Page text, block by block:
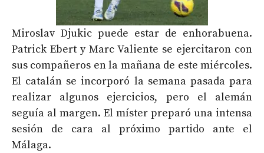
Miroslav Djukic puede estar de enhorabuena.
Patrick Ebert y Marc Valiente se ejercitaron con
sus compañeros en la mañana de este miércoles.
El catalán se incorporó la semana pasada para
realizar algunos ejercicios, pero el alemán
seguía al margen. El míster preparó una intensa
sesión de cara al próximo partido ante el
Málaga.